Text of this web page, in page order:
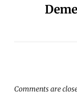
Comments are